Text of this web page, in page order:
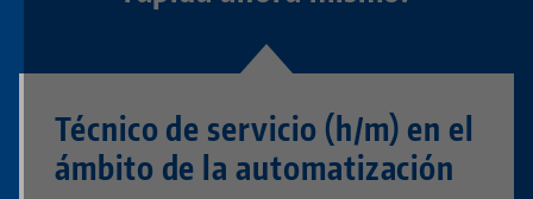
Técnico de servicio (h/m) en el
ámbito de la automatización